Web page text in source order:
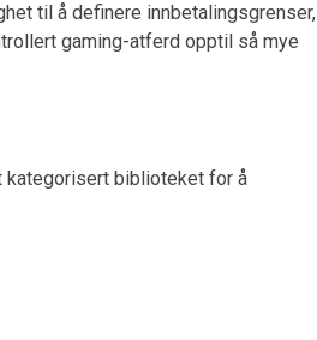
til å definere innbetalingsgrenser,
gaming-atferd opptil så mye
kategorisert biblioteket for å